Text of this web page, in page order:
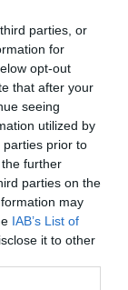
parties, or
for
opt-out
that after your
seeing
utilized by
parties prior to
further
parties on the
may
IAB’s List of
it to other
να
της
τους
και
και
επιτυχούς